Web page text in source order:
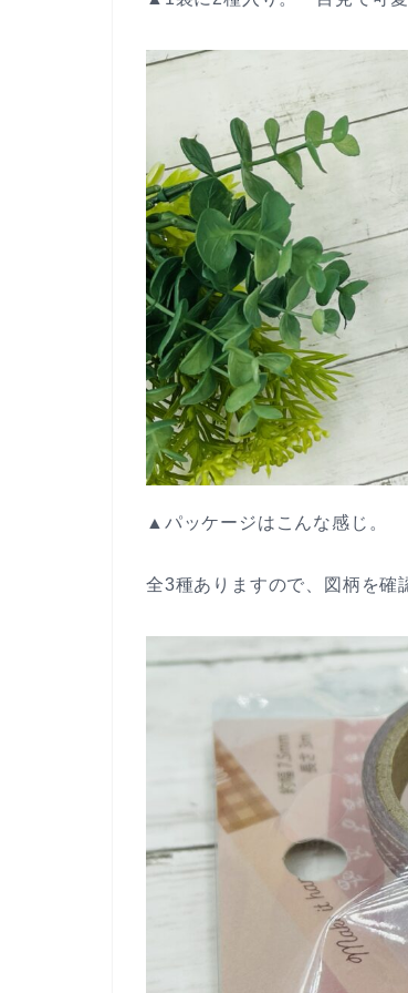
▲パッケージはこんな感じ。
全3種ありますので、図柄を確